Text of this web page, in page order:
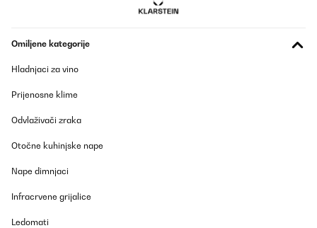
POTVRĐENI PREGLED
Genial, por fin di con una buena a buen precio. Genial para
encantado y muy bonito el diseño rojo metal
Omiljene kategorije
Hladnjaci za vino
Prijenosne klime
Odvlaživači zraka
Otočne kuhinjske nape
Nape dimnjaci
Infracrvene grijalice
Ledomati